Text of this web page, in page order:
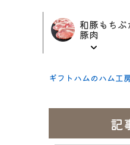
和豚もちぶ
豚肉
和豚もち
和豚もち
ギフト商
ギフトハムのハム工
記